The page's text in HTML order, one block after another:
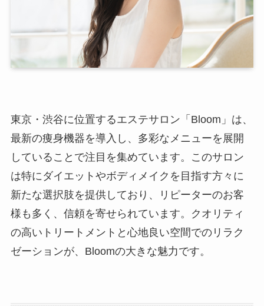
東京・渋谷に位置するエステサロン「Bloom」は、
最新の痩身機器を導入し、多彩なメニューを展開
していることで注目を集めています。このサロン
は特にダイエットやボディメイクを目指す方々に
新たな選択肢を提供しており、リピーターのお客
様も多く、信頼を寄せられています。クオリティ
の高いトリートメントと心地良い空間でのリラク
ゼーションが、Bloomの大きな魅力です。